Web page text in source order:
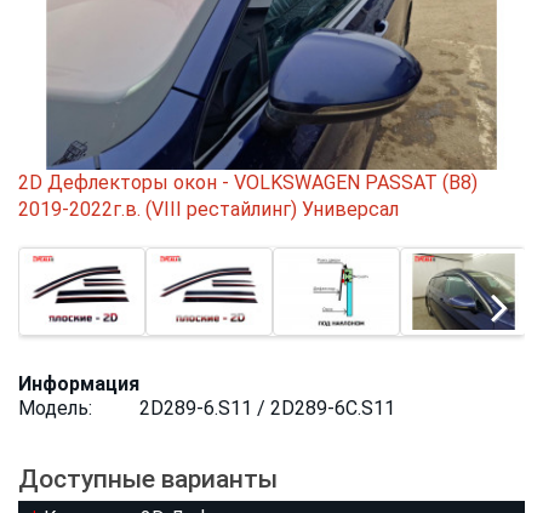
2D Дефлекторы окон - VOLKSWAGEN PASSAT (B8)
2019-2022г.в. (VIII рестайлинг) Универсал
Информация
Модель:
2D289-6.S11 / 2D289-6C.S11
Доступные варианты